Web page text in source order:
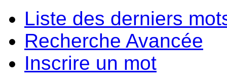
Liste des derniers
Recherche Avancée
Inscrire un mot